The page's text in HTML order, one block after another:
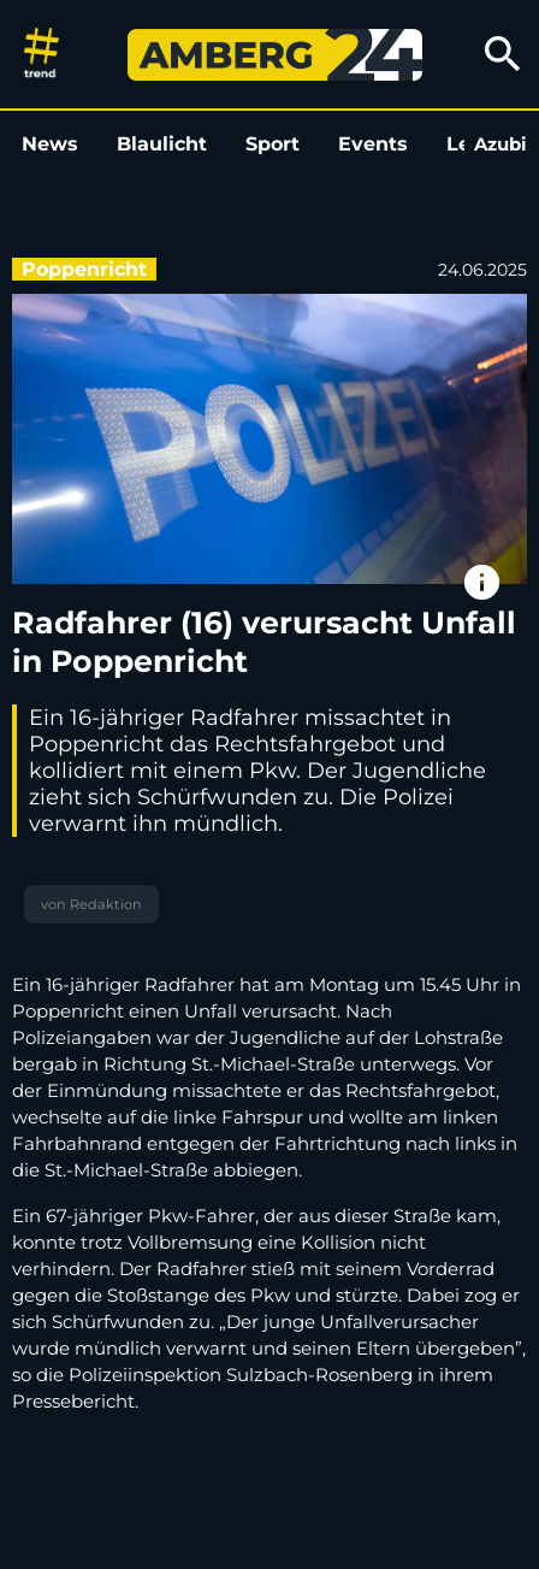
Radfahrer (16) verursacht
search
News Blaulicht Sport Events LeoAzubi
Poppenricht 24.06.2025
info
Radfahrer (16) verursacht Unfall
in Poppenricht
Ein 16-jähriger Radfahrer missachtet in
Poppenricht das Rechtsfahrgebot und
kollidiert mit einem Pkw. Der Jugendliche
zieht sich Schürfwunden zu. Die Polizei
verwarnt ihn mündlich.
von Redaktion
Ein 16-jähriger Radfahrer hat am Montag um 15.45 Uhr in
Poppenricht einen Unfall verursacht. Nach
Polizeiangaben war der Jugendliche auf der Lohstraße
bergab in Richtung St.-Michael-Straße unterwegs. Vor
der Einmündung missachtete er das Rechtsfahrgebot,
wechselte auf die linke Fahrspur und wollte am linken
Fahrbahnrand entgegen der Fahrtrichtung nach links in
die St.-Michael-Straße abbiegen.
Ein 67-jähriger Pkw-Fahrer, der aus dieser Straße kam,
konnte trotz Vollbremsung eine Kollision nicht
verhindern. Der Radfahrer stieß mit seinem Vorderrad
gegen die Stoßstange des Pkw und stürzte. Dabei zog er
sich Schürfwunden zu. „Der junge Unfallverursacher
wurde mündlich verwarnt und seinen Eltern übergeben”,
so die Polizeiinspektion Sulzbach-Rosenberg in ihrem
Pressebericht.